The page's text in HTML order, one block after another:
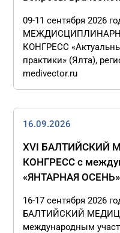
09-11 сентября 2026
КОНГРЕСС
практики» (Ялта),
medivector.ru
16.09.2026
XVI БАЛТИЙСКИЙ
КОНГРЕСС с
«ЯНТАРНАЯ ОСЕНЬ»
16-17 сентября 2026
БАЛТИЙСКИЙ
международным